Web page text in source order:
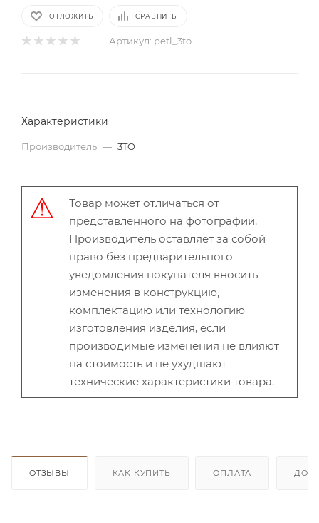
ОТЛОЖИТЬ СРАВНИТЬ
Артикул: petl_3to
Характеристики
Производитель — 3TO
Товар может отличаться от
представленного на фотографии.
Производитель оставляет за собой
право без предварительного
уведомления покупателя вносить
изменения в конструкцию,
комплектацию или технологию
изготовления изделия, если
производимые изменения не влияют
на стоимость и не ухудшают
технические характеристики товара.
ОТЗЫВЫ КАК КУПИТЬ ОПЛАТА